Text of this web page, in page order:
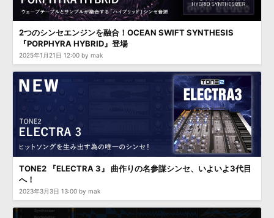
効果音 »
BGM »
お問い合わせ »
次世代型ボーカル・エディタ
映像のBGM・セリフを音声分離
SLS 音素材の制作・ ライセンス提供
2つのシンセエンジンを融合！OCEAN SWIFT SYNTHESIS
『PORPHYRA HYBRID』登場
2025年1月21日 12:00 by mak
TONE2 『ELECTRA 3』 曲作りの名参謀シンセ、いよいよ3代目
へ！
2023年3月3日 13:00 by mak